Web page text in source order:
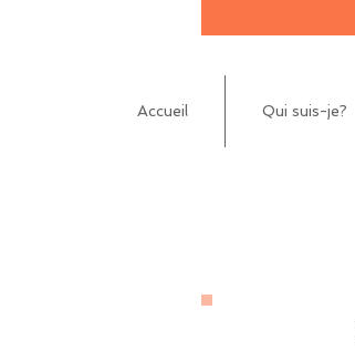
Accueil Qui suis-je?